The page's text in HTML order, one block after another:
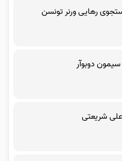
رهایی ورنر تونسن
دوبوآر
شریعتی